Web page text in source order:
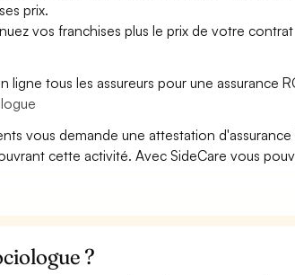
prix.
vos franchises plus le prix de votre contrat
tous les assureurs pour une assurance
vous demande une attestation d'assurance
cette activité. Avec SideCare vous
?